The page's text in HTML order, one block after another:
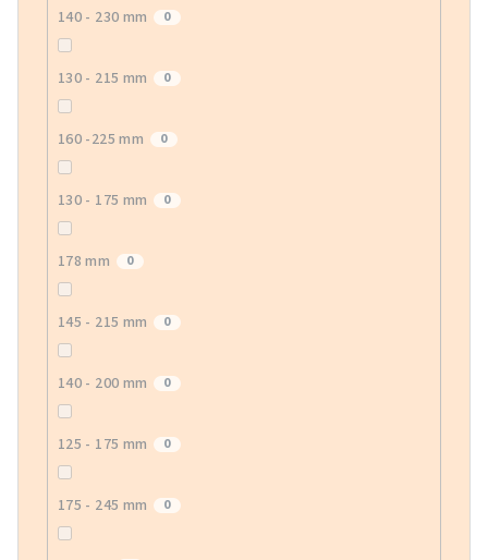
140 - 230 mm 0
130 - 215 mm 0
160 -225 mm 0
130 - 175 mm 0
178 mm 0
145 - 215 mm 0
140 - 200 mm 0
125 - 175 mm 0
175 - 245 mm 0